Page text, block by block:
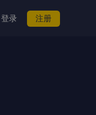
登录 注册